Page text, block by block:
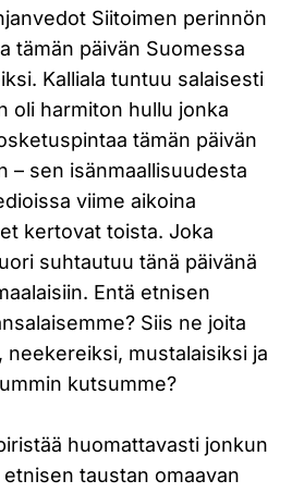
Siitoimen perinnön
tämän päivän Suomessa
Kalliala tuntuu salaisesti
oli harmiton hullu jonka
tämän päivän
– sen isänmaallisuudesta
viime aikoina
kertovat toista. Joka
suhtautuu tänä päivänä
Entä etnisen
Siis ne joita
neekereiksi, mustalaisiksi ja
kutsumme?
huomattavasti jonkun
taustan omaavan